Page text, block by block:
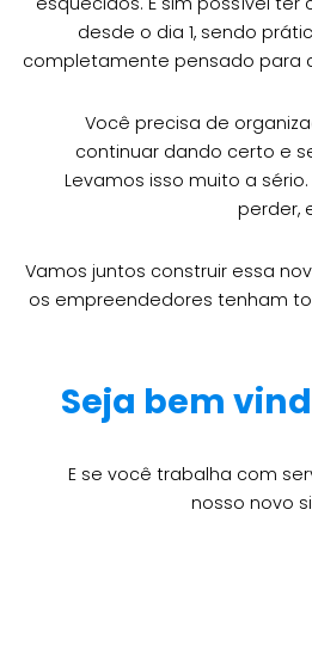
desde o dia 1, sendo
completamente pensado para
Você precisa de
continuar dando certo e
Levamos isso muito a
perder,
Vamos juntos construir essa
os empreendedores tenham
Seja bem
E se você trabalha com
nosso novo